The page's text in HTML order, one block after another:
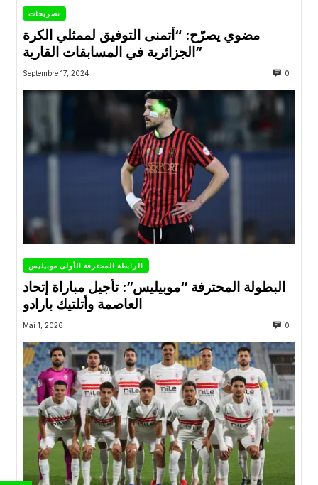
تصريحات
مضوي يصرّح: “أتمنى التوفيق لممثلي الكرة
الجزائرية في المسابقات القارية”
Septembre 17, 2024 0
الرابطة المحترفة الأولى موبيليس
البطولة المحترفة “موبيليس”: تأجيل مباراة إتحاد
العاصمة وأتلتيك بارادو
Mai 1, 2026 0